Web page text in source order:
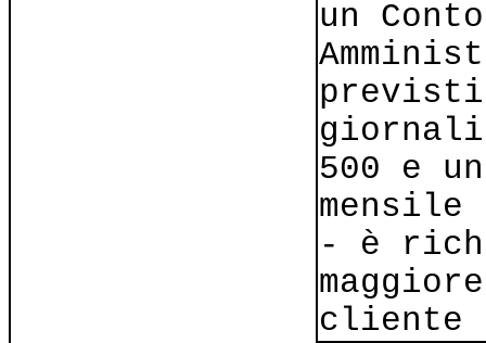
un
previsti
500 e
mensile
- è
cliente